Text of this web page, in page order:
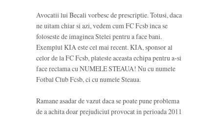
Avocatii lui Becali vorbesc de prescriptie. Totusi, daca
ne uitam chiar si azi, vedem cum FC Fcsb inca se
foloseste de imaginea Stelei pentru a face bani.
Exemplul KIA este cel mai recent. KIA, sponsor al
celor de la FC Fcsb, plateste aceasta echipa pentru a-si
face reclama cu NUMELE STEAUA! Nu cu numele
Fotbal Club Fcsb, ci cu numele Steaua.
Ramane asadar de vazut daca se poate pune problema
de a achita doar prejudiciul provocat in perioada 2011